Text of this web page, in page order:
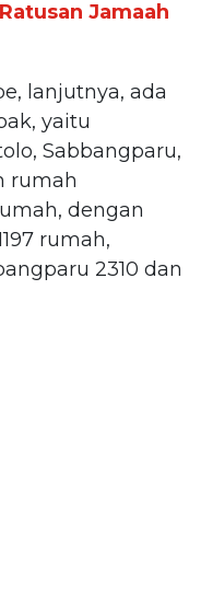
Jamaah
lanjutnya, ada
yaitu
Sabbangparu,
rumah
dengan
rumah,
2310 dan